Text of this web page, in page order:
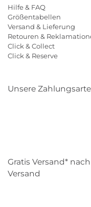
Hilfe & FAQ
Größentabellen
Versand & Lieferung
Retouren &
Click & Collect
Click & Reserve
Unsere
Gratis Versand*
Versand